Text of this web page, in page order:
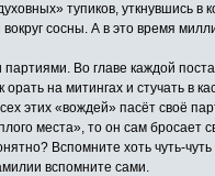
тупиков, уткнувшись в
сосны. А в это время
Во главе каждой
орать на митингах и стучать
этих «вождей» пасёт своё
места», то он сам
Вспомните хоть чуть-
вспомните сами.